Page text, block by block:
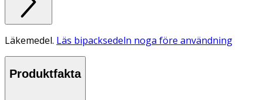
Läkemedel. Läs bipacksedeln noga före användning
Produktfakta